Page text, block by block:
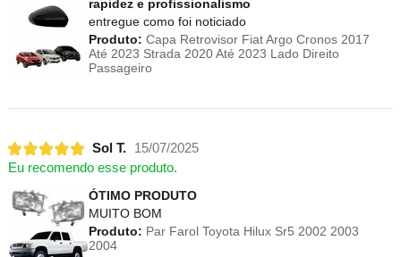
rapidez e profissionalismo
entregue como foi noticiado
Produto: Capa Retrovisor Fiat Argo Cronos 2017
Até 2023 Strada 2020 Até 2023 Lado Direito
Passageiro
Sol T.
15/07/2025
Eu recomendo esse produto.
ÓTIMO PRODUTO
MUITO BOM
Produto: Par Farol Toyota Hilux Sr5 2002 2003
2004